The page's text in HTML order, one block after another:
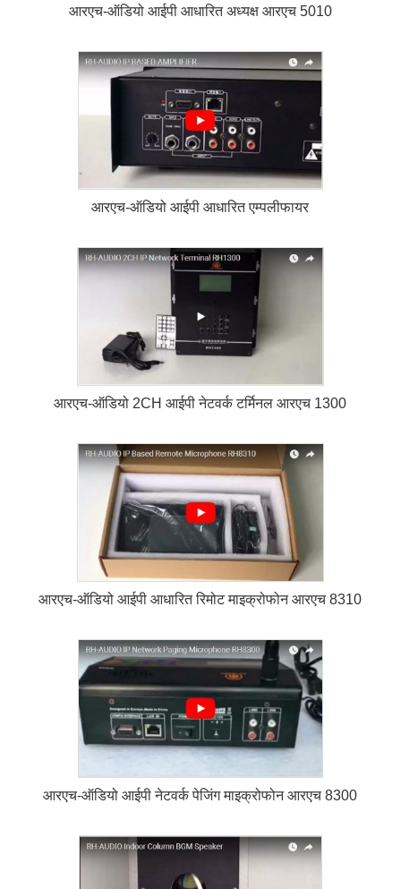
आरएच-ऑडियो आईपी आधारित अध्यक्ष आरएच 5010
आरएच-ऑडियो आईपी आधारित एम्पलीफायर
आरएच-ऑडियो 2CH आईपी नेटवर्क टर्मिनल आरएच 1300
आरएच-ऑडियो आईपी आधारित रिमोट माइक्रोफोन आरएच 8310
आरएच-ऑडियो आईपी नेटवर्क पेजिंग माइक्रोफोन आरएच 8300